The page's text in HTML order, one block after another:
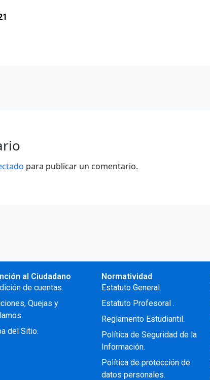
para publicar un comentario.
al Ciudadano
de cuentas.
Quejas y
del Sitio.
Normatividad
Estatuto General.
Estatuto Profesoral .
Reglamento Estudiantil.
Política de Seguridad de la
Información.
Política de protección de
datos personales.